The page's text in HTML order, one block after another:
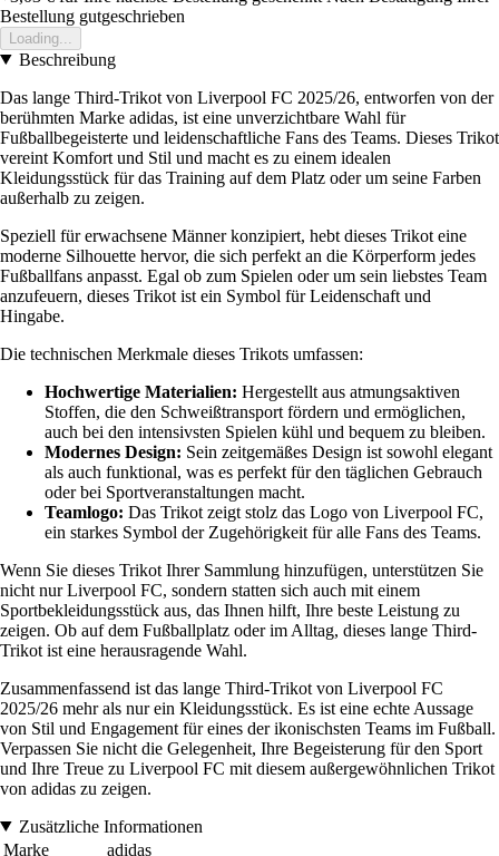
Bestellung gutgeschrieben
Loading...
Beschreibung
Das lange Third-Trikot von Liverpool FC 2025/26, entworfen von der
berühmten Marke adidas, ist eine unverzichtbare Wahl für
Fußballbegeisterte und leidenschaftliche Fans des Teams. Dieses Trikot
vereint Komfort und Stil und macht es zu einem idealen
Kleidungsstück für das Training auf dem Platz oder um seine Farben
außerhalb zu zeigen.
Speziell für erwachsene Männer konzipiert, hebt dieses Trikot eine
moderne Silhouette hervor, die sich perfekt an die Körperform jedes
Fußballfans anpasst. Egal ob zum Spielen oder um sein liebstes Team
anzufeuern, dieses Trikot ist ein Symbol für Leidenschaft und
Hingabe.
Die technischen Merkmale dieses Trikots umfassen:
Hochwertige Materialien: Hergestellt aus atmungsaktiven
Stoffen, die den Schweißtransport fördern und ermöglichen,
auch bei den intensivsten Spielen kühl und bequem zu bleiben.
Modernes Design: Sein zeitgemäßes Design ist sowohl elegant
als auch funktional, was es perfekt für den täglichen Gebrauch
oder bei Sportveranstaltungen macht.
Teamlogo: Das Trikot zeigt stolz das Logo von Liverpool FC,
ein starkes Symbol der Zugehörigkeit für alle Fans des Teams.
Wenn Sie dieses Trikot Ihrer Sammlung hinzufügen, unterstützen Sie
nicht nur Liverpool FC, sondern statten sich auch mit einem
Sportbekleidungsstück aus, das Ihnen hilft, Ihre beste Leistung zu
zeigen. Ob auf dem Fußballplatz oder im Alltag, dieses lange Third-
Trikot ist eine herausragende Wahl.
Zusammenfassend ist das lange Third-Trikot von Liverpool FC
2025/26 mehr als nur ein Kleidungsstück. Es ist eine echte Aussage
von Stil und Engagement für eines der ikonischsten Teams im Fußball.
Verpassen Sie nicht die Gelegenheit, Ihre Begeisterung für den Sport
und Ihre Treue zu Liverpool FC mit diesem außergewöhnlichen Trikot
von adidas zu zeigen.
Zusätzliche Informationen
Marke
adidas